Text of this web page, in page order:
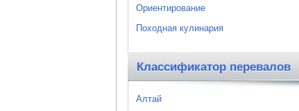
Ориентирование
Походная кулинария
Классификатор перевалов
Алтай